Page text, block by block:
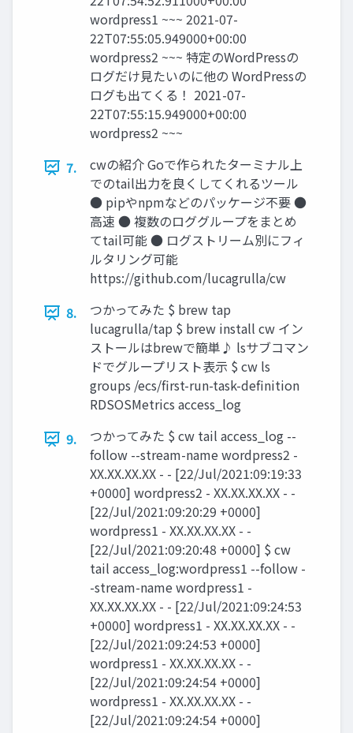
wordpress1 ~~~ 2021-07-
22T07:55:05.949000+00:00
wordpress2 ~~~ 特定のWordPressの
ログだけ見たいのに他の WordPressの
ログも出てくる！ 2021-07-
22T07:55:15.949000+00:00
wordpress2 ~~~
7.
cwの紹介 Goで作られたターミナル上
でのtail出力を良くしてくれるツール
● pipやnpmなどのパッケージ不要 ●
高速 ● 複数のロググループをまとめ
てtail可能 ● ログストリーム別にフィ
ルタリング可能
https://github.com/lucagrulla/cw
8.
つかってみた $ brew tap
lucagrulla/tap $ brew install cw イン
ストールはbrewで簡単♪ lsサブコマン
ドでグループリスト表示 $ cw ls
groups /ecs/first-run-task-definition
RDSOSMetrics access_log
9.
つかってみた $ cw tail access_log --
follow --stream-name wordpress2 -
XX.XX.XX.XX - - [22/Jul/2021:09:19:33
+0000] wordpress2 - XX.XX.XX.XX - -
[22/Jul/2021:09:20:29 +0000]
wordpress1 - XX.XX.XX.XX - -
[22/Jul/2021:09:20:48 +0000] $ cw
tail access_log:wordpress1 --follow -
-stream-name wordpress1 -
XX.XX.XX.XX - - [22/Jul/2021:09:24:53
+0000] wordpress1 - XX.XX.XX.XX - -
[22/Jul/2021:09:24:53 +0000]
wordpress1 - XX.XX.XX.XX - -
[22/Jul/2021:09:24:54 +0000]
wordpress1 - XX.XX.XX.XX - -
[22/Jul/2021:09:24:54 +0000]